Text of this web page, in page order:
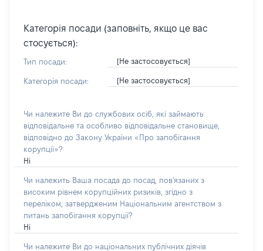
Категорія посади (заповніть, якщо це вас
стосується):
Тип посади: [Не застосовується]
Категорія посади: [Не застосовується]
Чи належите Ви до службових осіб, які займають
відповідальне та особливо відповідальне становище,
відповідно до Закону України «Про запобігання
корупції»?
Ні
Чи належить Ваша посада до посад, пов'язаних з
високим рівнем корупційних ризиків, згідно з
переліком, затвердженим Національним агентством з
питань запобігання корупції?
Ні
Чи належите Ви до національних публічних діячів